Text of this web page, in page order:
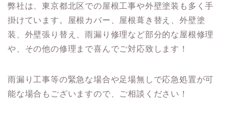
弊社は、東京都北区での屋根工事や外壁塗装も多く手
掛けています。屋根カバー、屋根葺き替え、外壁塗
装、外壁張り替え、雨漏り修理など部分的な屋根修理
や、その他の修理まで喜んでご対応致します！
雨漏り工事等の緊急な場合や足場無しで応急処置が可
能な場合もございますので、ご相談ください！